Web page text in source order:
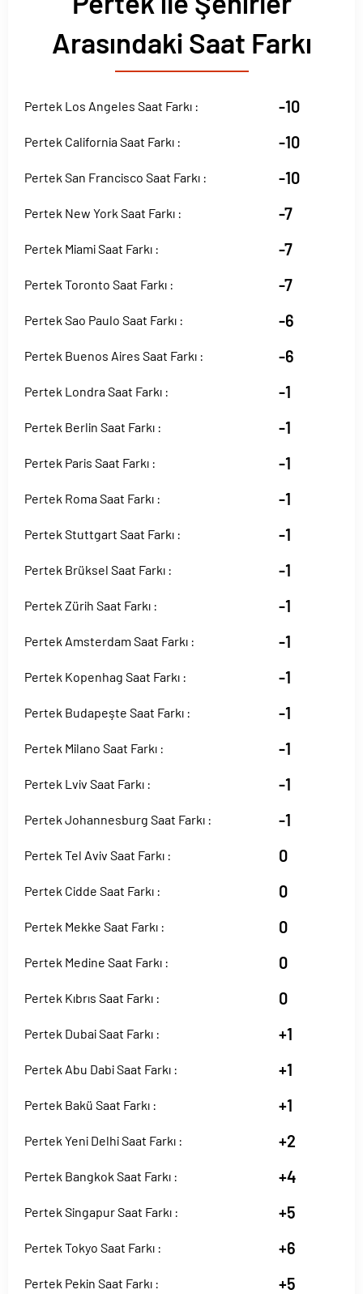
Arasındaki Saat Farkı
Pertek Los Angeles Saat Farkı : -10
Pertek California Saat Farkı : -10
Pertek San Francisco Saat Farkı : -10
Pertek New York Saat Farkı : -7
Pertek Miami Saat Farkı : -7
Pertek Toronto Saat Farkı : -7
Pertek Sao Paulo Saat Farkı : -6
Pertek Buenos Aires Saat Farkı : -6
Pertek Londra Saat Farkı : -1
Pertek Berlin Saat Farkı : -1
Pertek Paris Saat Farkı : -1
Pertek Roma Saat Farkı : -1
Pertek Stuttgart Saat Farkı : -1
Pertek Brüksel Saat Farkı : -1
Pertek Zürih Saat Farkı : -1
Pertek Amsterdam Saat Farkı : -1
Pertek Kopenhag Saat Farkı : -1
Pertek Budapeşte Saat Farkı : -1
Pertek Milano Saat Farkı : -1
Pertek Lviv Saat Farkı : -1
Pertek Johannesburg Saat Farkı : -1
Pertek Tel Aviv Saat Farkı : 0
Pertek Cidde Saat Farkı : 0
Pertek Mekke Saat Farkı : 0
Pertek Medine Saat Farkı : 0
Pertek Kıbrıs Saat Farkı : 0
Pertek Dubai Saat Farkı : +1
Pertek Abu Dabi Saat Farkı : +1
Pertek Bakü Saat Farkı : +1
Pertek Yeni Delhi Saat Farkı : +2
Pertek Bangkok Saat Farkı : +4
Pertek Singapur Saat Farkı : +5
Pertek Tokyo Saat Farkı : +6
Pertek Pekin Saat Farkı : +5